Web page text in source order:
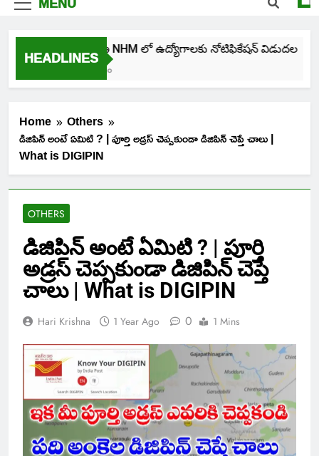
HEADLINES
తెలంగాణ NHM లో ఉద్యోగాలకు నోటిఫికేషన్ విడుదల
Home
Others
డిజిపిన్ అంటే ఏమిటి ? | పూర్తి అడ్రస్ చెప్పకుండా డిజిపిన్ చెప్తే చాలు |
What is DIGIPIN
OTHERS
డిజిపిన్ అంటే ఏమిటి ? | పూర్తి
అడ్రస్ చెప్పకుండా డిజిపిన్ చెప్తే
చాలు | What is DIGIPIN
Hari Krishna 1 Year Ago 0 1 Mins